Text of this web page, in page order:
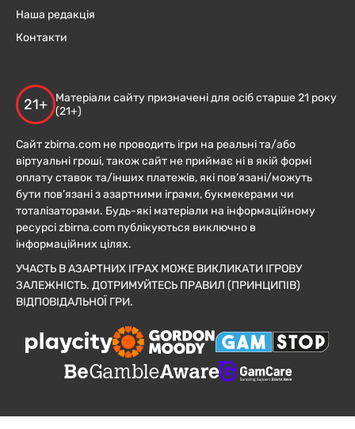
Наша редакція
Контакти
21+
Матеріали сайту призначені для осіб старше 21 року
(21+)
Сайт zbirna.com не проводить ігри на реальні та/або
віртуальні гроші, також сайт не приймає ні в якій формі
оплату ставок та/інших платежів, які пов’язані/можуть
бути пов’язані з азартними іграми, букмекерами чи
тоталізаторами. Будь-які матеріали на інформаційному
ресурсі zbirna.com публікуються виключно в
інформаційних цілях.
УЧАСТЬ В АЗАРТНИХ ІГРАХ МОЖЕ ВИКЛИКАТИ ІГРОВУ
ЗАЛЕЖНІСТЬ. ДОТРИМУЙТЕСЬ ПРАВИЛ (ПРИНЦИПІВ)
ВІДПОВІДАЛЬНОЇ ГРИ.